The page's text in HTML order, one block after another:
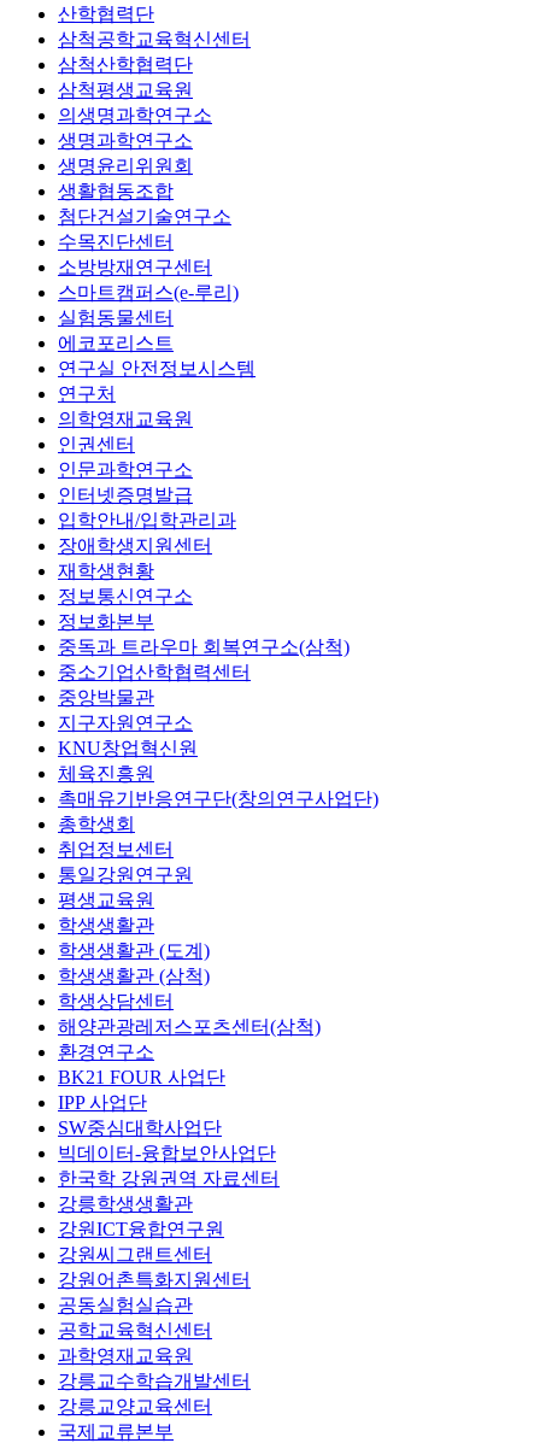
산학협력단
삼척공학교육혁신센터
삼척산학협력단
삼척평생교육원
의생명과학연구소
생명과학연구소
생명윤리위원회
생활협동조합
첨단건설기술연구소
수목진단센터
소방방재연구센터
스마트캠퍼스(e-루리)
실험동물센터
에코포리스트
연구실 안전정보시스템
연구처
의학영재교육원
인권센터
인문과학연구소
인터넷증명발급
입학안내/입학관리과
장애학생지원센터
재학생현황
정보통신연구소
정보화본부
중독과 트라우마 회복연구소(삼척)
중소기업산학협력센터
중앙박물관
지구자원연구소
KNU창업혁신원
체육진흥원
촉매유기반응연구단(창의연구사업단)
총학생회
취업정보센터
통일강원연구원
평생교육원
학생생활관
학생생활관 (도계)
학생생활관 (삼척)
학생상담센터
해양관광레저스포츠센터(삼척)
환경연구소
BK21 FOUR 사업단
IPP 사업단
SW중심대학사업단
빅데이터-융합보안사업단
한국학 강원권역 자료센터
강릉학생생활관
강원ICT융합연구원
강원씨그랜트센터
강원어촌특화지원센터
공동실험실습관
공학교육혁신센터
과학영재교육원
강릉교수학습개발센터
강릉교양교육센터
국제교류본부